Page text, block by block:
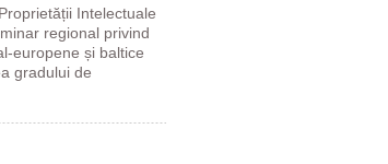
Intelectuale
regional privind
europene și baltice
gradului de